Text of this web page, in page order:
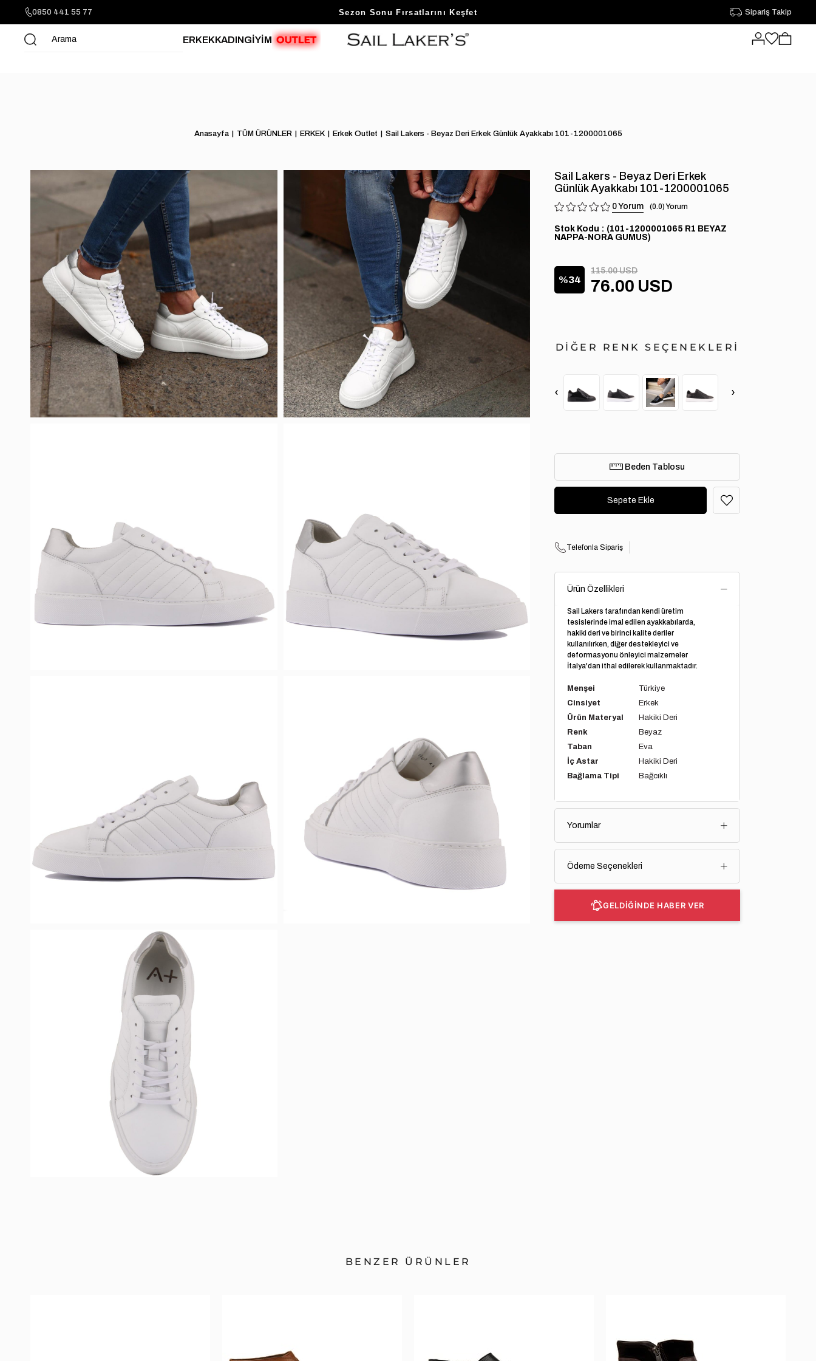
0850 441 55 77 Sezon Sonu Fırsatlarını Keşfet Sipariş Takip
ERKEKKADINGİYİM
Anasayfa TÜM ÜRÜNLER ERKEK Erkek Outlet Sail Lakers - Beyaz Deri Erkek Günlük Ayakkabı 101-1200001065
Sail Lakers - Beyaz Deri Erkek
Günlük Ayakkabı 101-1200001065
0 0.0
Stok Kodu
(101-1200001065 R1 BEYAZ
NAPPA-NORA GUMUS)
34
115.00 USD
76.00 USD
DİĞER RENK SEÇENEKLERİ
‹ ›
Beden Tablosu
Telefonla Sipariş
Ürün Özellikleri
Sail Lakers tarafından kendi üretim
tesislerinde imal edilen ayakkabılarda,
hakiki deri ve birinci kalite deriler
kullanılırken, diğer destekleyici ve
deformasyonu önleyici malzemeler
İtalya'dan ithal edilerek kullanmaktadır.
Menşei
Türkiye
Cinsiyet
Erkek
Ürün Materyal
Hakiki Deri
Renk
Beyaz
Taban
Eva
İç Astar
Hakiki Deri
Bağlama Tipi
Bağcıklı
Yorumlar
Ödeme Seçenekleri
GELDİĞİNDE HABER VER
BENZER ÜRÜNLER